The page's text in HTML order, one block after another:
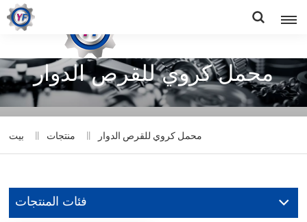
محمل كروي للقرص الدوار
بيت منتجات محمل كروي للقرص الدوار
فئات المنتجات